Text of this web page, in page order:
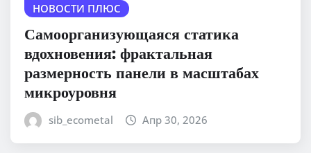
НОВОСТИ ПЛЮС
Самоорганизующаяся статика
вдохновения: фрактальная
размерность панели в масштабах
микроуровня
sib_ecometal Апр 30, 2026